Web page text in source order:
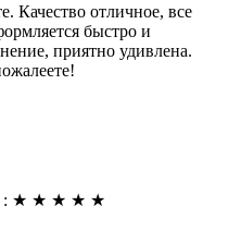
Качество отличное, все
быстро и
приятно удивлена.
: ★ ★ ★ ★ ★